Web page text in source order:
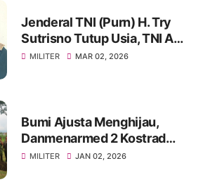
Jenderal TNI (Purn) H. Try
Sutrisno Tutup Usia, TNI AD
Berduka
MILITER MAR 02, 2026
Bumi Ajusta Menghijau,
Danmenarmed 2 Kostrad
Pimpin Gerakan Tanam
MILITER JAN 02, 2026